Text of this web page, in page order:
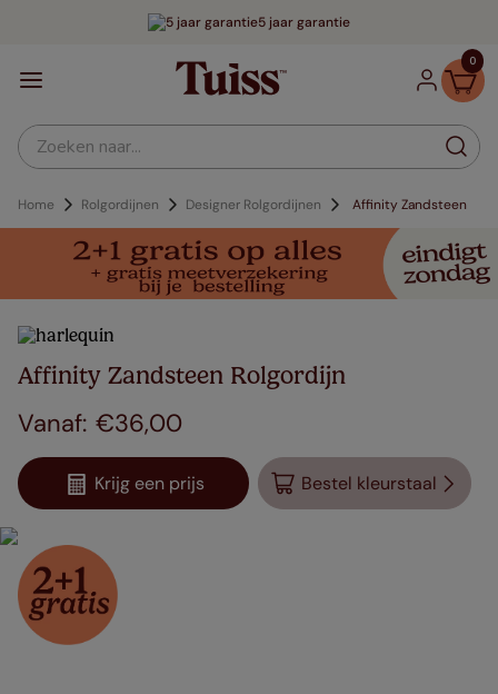
5 jaar garantie
0
Zoeken naar...
Home Rolgordijnen Designer Rolgordijnen Affinity Zandsteen
Affinity Zandsteen Rolgordijn
€36,00
Krijg een prijs Bestel kleurstaal